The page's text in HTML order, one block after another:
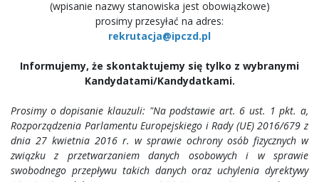
(wpisanie nazwy stanowiska jest obowiązkowe)
prosimy przesyłać na adres:
rekrutacja@ipczd.pl
Informujemy, że skontaktujemy się tylko z wybranymi
Kandydatami/Kandydatkami.
Prosimy o dopisanie klauzuli: "Na podstawie art. 6 ust. 1 pkt. a,
Rozporządzenia Parlamentu Europejskiego i Rady (UE) 2016/679 z
dnia 27 kwietnia 2016 r. w sprawie ochrony osób fizycznych w
związku z przetwarzaniem danych osobowych i w sprawie
swobodnego przepływu takich danych oraz uchylenia dyrektywy